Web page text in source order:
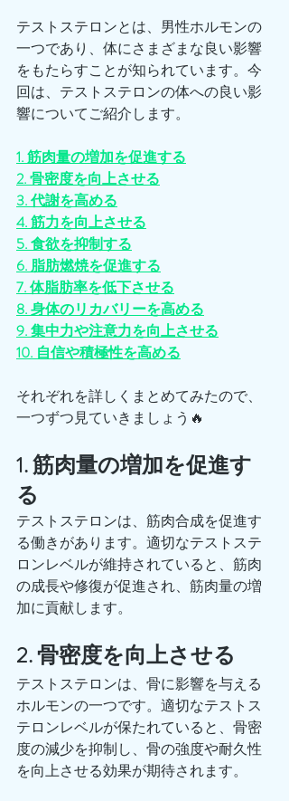
テストステロンとは、男性ホルモンの
一つであり、体にさまざまな良い影響
をもたらすことが知られています。今
回は、テストステロンの体への良い影
響についてご紹介します。
1. 筋肉量の増加を促進する
2. 骨密度を向上させる
3. 代謝を高める
4. 筋力を向上させる
5. 食欲を抑制する
6. 脂肪燃焼を促進する
7. 体脂肪率を低下させる
8. 身体のリカバリーを高める
9. 集中力や注意力を向上させる
10. 自信や積極性を高める
それぞれを詳しくまとめてみたので、
一つずつ見ていきましょう🔥
1. 筋肉量の増加を促進す
る
テストステロンは、筋肉合成を促進す
る働きがあります。適切なテストステ
ロンレベルが維持されていると、筋肉
の成長や修復が促進され、筋肉量の増
加に貢献します。
2. 骨密度を向上させる
テストステロンは、骨に影響を与える
ホルモンの一つです。適切なテストス
テロンレベルが保たれていると、骨密
度の減少を抑制し、骨の強度や耐久性
を向上させる効果が期待されます。